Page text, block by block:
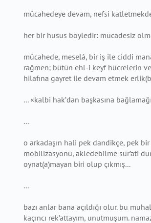
mücahedeye devam, nefsi
her bir husus böyledir: mücadesiz
mücahede, meselâ, bir iş ile ciddi
rağmen; bütün ehl-i keyf hücrelerin ve
hilafına gayret ile devam etmek
... «kalbi hak’dan başkasına
...
o arkadaşın hali pek dandikçe, pek
mobilizasyonu, akledebilme sür’ati
oynat(a)mayan biri olup çıkmış...
...
bazı anlar bana açıldığı olur. bu
kaçıncı rek’attayım, unutmuşum.